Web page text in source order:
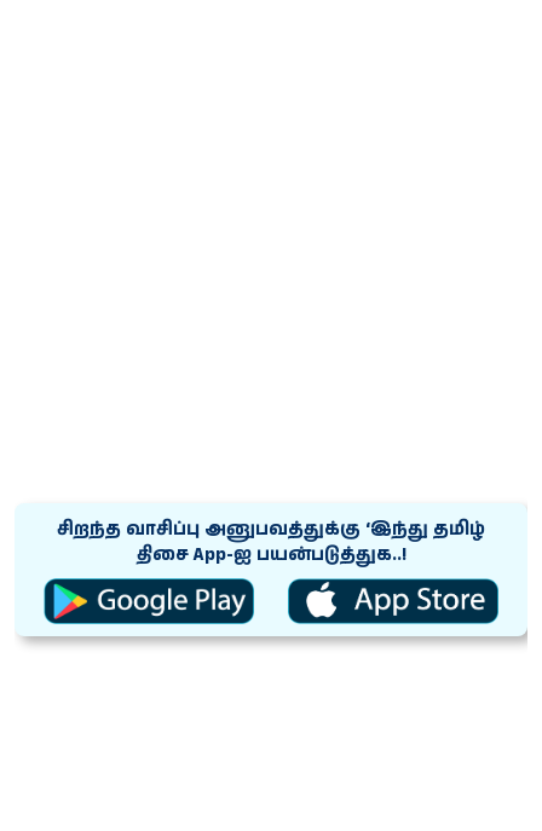
சிறந்த வாசிப்பு அனுபவத்துக்கு ‘இந்து தமிழ்
திசை App-ஐ பயன்படுத்துக..!